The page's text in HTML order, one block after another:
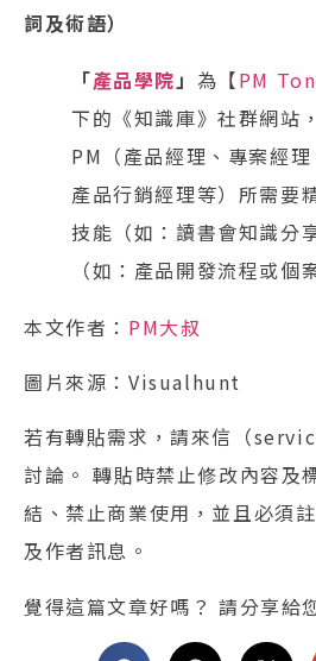
詞及術語）
「產品學院 」 為【PM
下的《知識庫》社群網站
PM（產品經理、專案經理
產品行銷經理等）所需要
技能（如：讀書會知識分
（如：產品開發流程或個
本文作者： PM大叔
圖片來源：Visualhunt
若有轉貼需求，請來信（
討論。 轉貼時禁止修改內容及
結、禁止商業使用，並且必須
及作者訊息。
覺得這篇文章好嗎？ 請分享給